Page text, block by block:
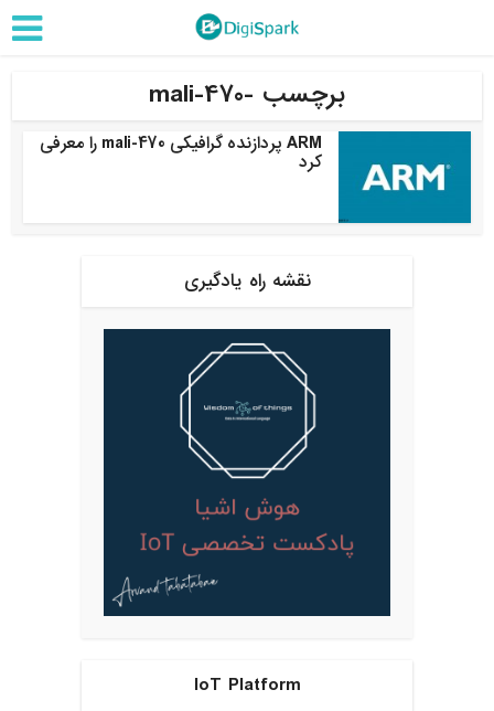
برچسب -mali-470
ARM پردازنده گرافیکی mali-470 را معرفی
کرد
نقشه راه یادگیری
IoT Platform